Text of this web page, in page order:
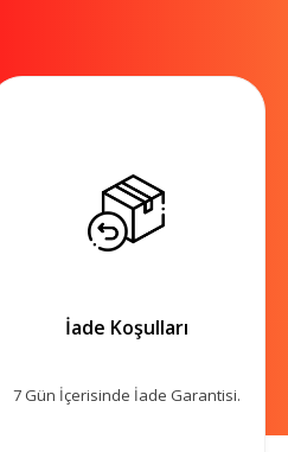
İade Koşulları
7 Gün İçerisinde İade Garantisi.